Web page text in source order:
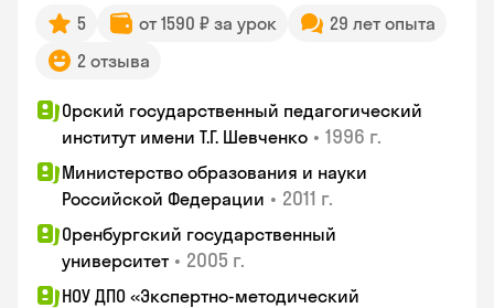
5 от 1590 ₽ за урок
29 лет опыта
2 отзыва
Орский государственный педагогический
институт имени Т.Г. Шевченко • 1996 г.
Министерство образования и науки
Российской Федерации • 2011 г.
Оренбургский государственный
университет • 2005 г.
НОУ ДПО «Экспертно-методический